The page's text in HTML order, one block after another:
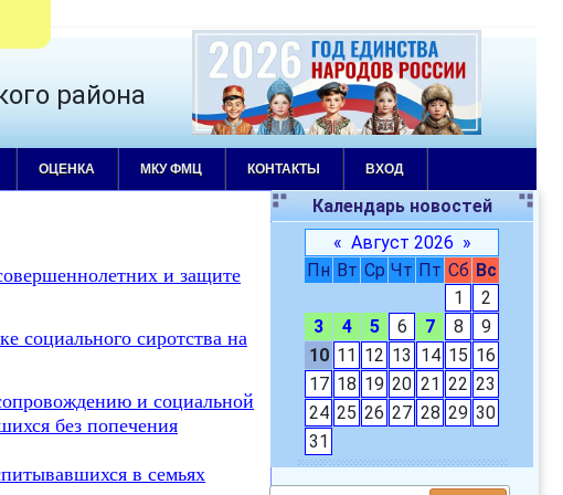
района
ОЦЕНКА МКУ ФМЦ КОНТАКТЫ ВХОД
Календарь новостей
« Август 2026 »
Пн Вт Ср Чт Пт Сб Вс
1
2
3
4 5 6 7 8
9
10 11 12 13 14 15 16
17 18 19 20 21 22 23
24 25 26 27 28 29 30
31
и защите
социального сиротства на
и социальной
без попечения
в семьях